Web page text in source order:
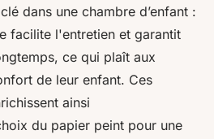
dans une chambre d’enfant :
facilite l'entretien et garantit
ce qui plaît aux
de leur enfant. Ces
ainsi
du papier peint pour une